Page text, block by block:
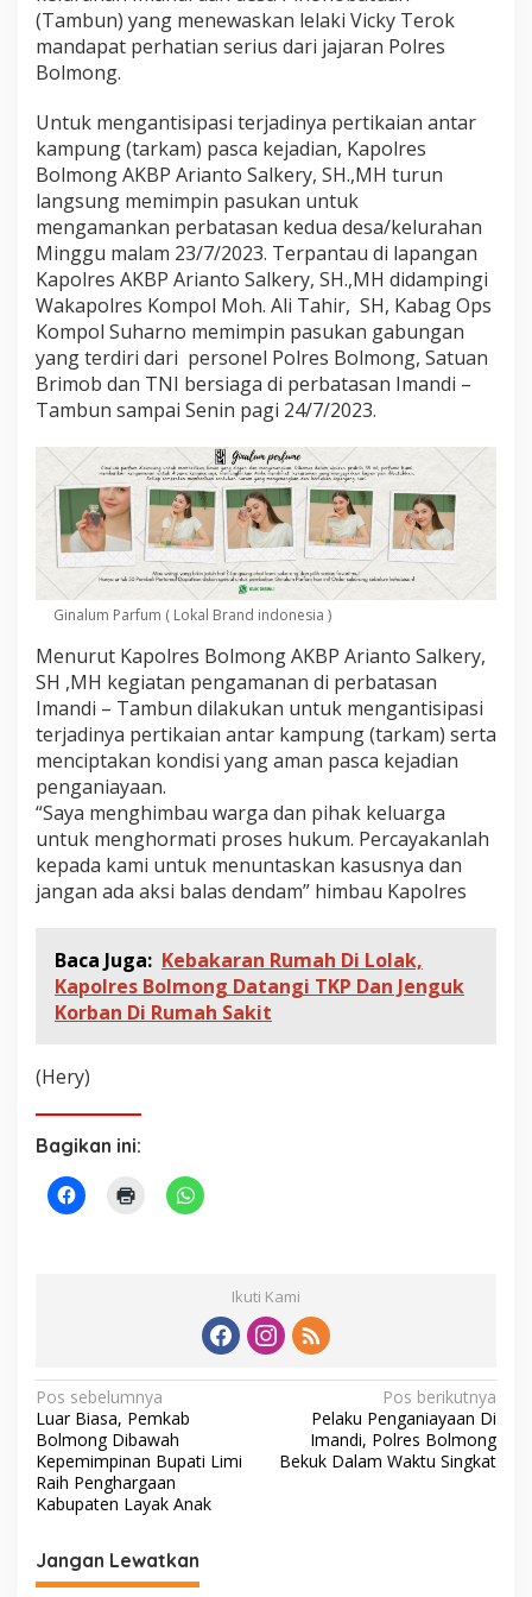
P
a
s
n
A
m
a
n
k
a
n
P
e
b
a
t
a
n
m
a
n
d
i
-
T
a
m
b
u
(Tambun) yang menewaskan lelaki Vicky Terok
mandapat perhatian serius dari jajaran Polres
Bolmong.
Untuk mengantisipasi terjadinya pertikaian antar
kampung (tarkam) pasca kejadian, Kapolres
Bolmong AKBP Arianto Salkery, SH.,MH turun
langsung memimpin pasukan untuk
mengamankan perbatasan kedua desa/kelurahan
Minggu malam 23/7/2023. Terpantau di lapangan
Kapolres AKBP Arianto Salkery, SH.,MH didampingi
Wakapolres Kompol Moh. Ali Tahir, SH, Kabag Ops
Kompol Suharno memimpin pasukan gabungan
yang terdiri dari personel Polres Bolmong, Satuan
Brimob dan TNI bersiaga di perbatasan Imandi –
Tambun sampai Senin pagi 24/7/2023.
Ginalum Parfum ( Lokal Brand indonesia )
Menurut Kapolres Bolmong AKBP Arianto Salkery,
SH ,MH kegiatan pengamanan di perbatasan
Imandi – Tambun dilakukan untuk mengantisipasi
terjadinya pertikaian antar kampung (tarkam) serta
menciptakan kondisi yang aman pasca kejadian
penganiayaan.
“Saya menghimbau warga dan pihak keluarga
untuk menghormati proses hukum. Percayakanlah
kepada kami untuk menuntaskan kasusnya dan
jangan ada aksi balas dendam” himbau Kapolres
Baca Juga: Kebakaran Rumah Di Lolak,
Kapolres Bolmong Datangi TKP Dan Jenguk
Korban Di Rumah Sakit
(Hery)
Bagikan ini:
Ikuti Kami
N
a
v
i
a
Pos sebelumnya
Luar Biasa, Pemkab
Bolmong Dibawah
Kepemimpinan Bupati Limi
Raih Penghargaan
Kabupaten Layak Anak
Pos berikutnya
Pelaku Penganiayaan Di
Imandi, Polres Bolmong
Bekuk Dalam Waktu Singkat
Jangan Lewatkan